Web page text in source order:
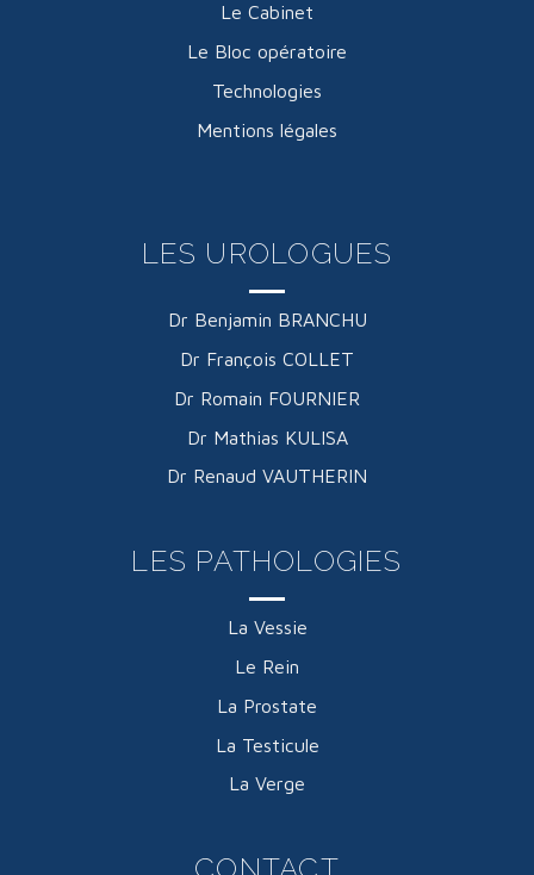
Le Cabinet
Le Bloc opératoire
Technologies
Mentions légales
LES UROLOGUES
Dr Benjamin BRANCHU
Dr François COLLET
Dr Romain FOURNIER
Dr Mathias KULISA
Dr Renaud VAUTHERIN
LES PATHOLOGIES
La Vessie
Le Rein
La Prostate
La Testicule
La Verge